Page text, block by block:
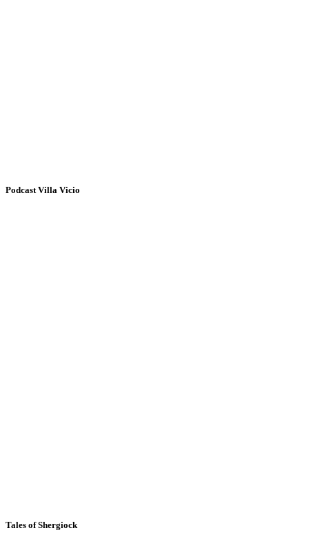
Podcast Villa Vicio
Tales of Shergiock